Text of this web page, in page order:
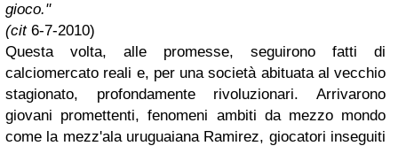
gioco."
(cit 6-7-2010)
Questa volta, alle promesse, seguirono fatti di
calciomercato reali e, per una società abituata al vecchio
stagionato, profondamente rivoluzionari. Arrivarono
giovani promettenti, fenomeni ambiti da mezzo mondo
come la mezz'ala uruguaiana Ramirez, giocatori inseguiti